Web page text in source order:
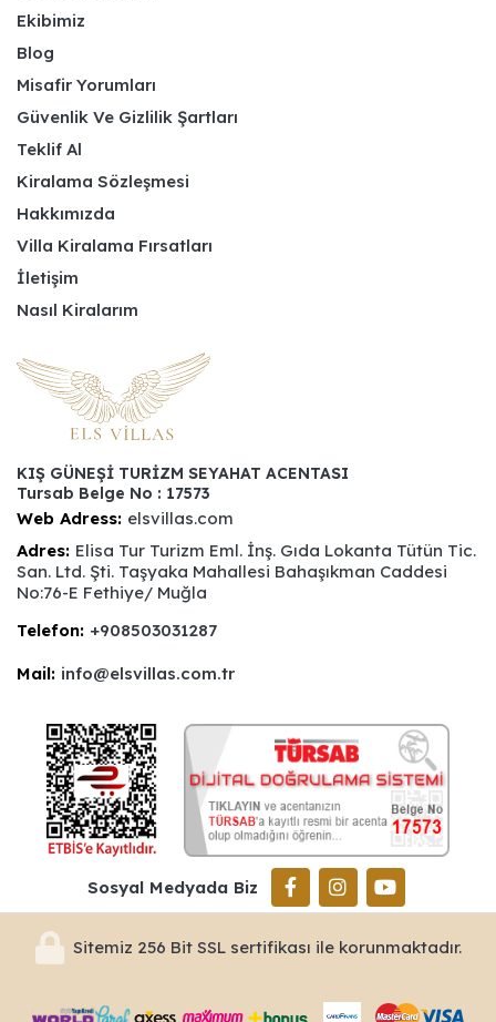
Ekibimiz
Blog
Misafir Yorumları
Güvenlik Ve Gizlilik Şartları
Teklif Al
Kiralama Sözleşmesi
Hakkımızda
Villa Kiralama Fırsatları
İletişim
Nasıl Kiralarım
KIŞ GÜNEŞİ TURİZM SEYAHAT ACENTASI
Tursab Belge No : 17573
Web Adress: elsvillas.com
Adres: Elisa Tur Turizm Eml. İnş. Gıda Lokanta Tütün Tic.
San. Ltd. Şti. Taşyaka Mahallesi Bahaşıkman Caddesi
No:76-E Fethiye/ Muğla
Telefon: +908503031287
Mail: info@elsvillas.com.tr
Sosyal Medyada Biz
Sitemiz 256 Bit SSL sertifikası ile korunmaktadır.